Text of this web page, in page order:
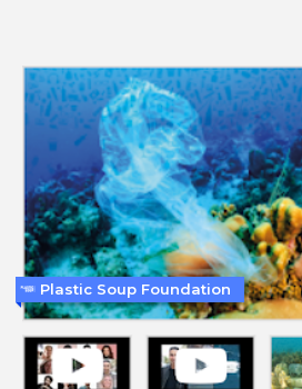
Plastic Soup Foundation